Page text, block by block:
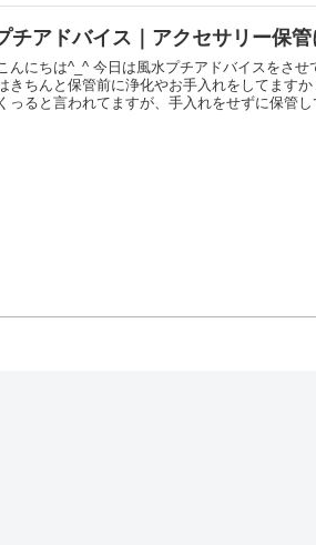
チアドバイス｜アクセサリー保
んにちは^_^ 今日は風水プチアドバイスをさ
きちんと保管前に浄化やお手入れをしてます
っると言われてますが、手入れをせずに保管し